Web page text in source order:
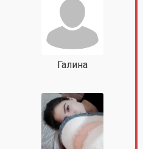
Галина